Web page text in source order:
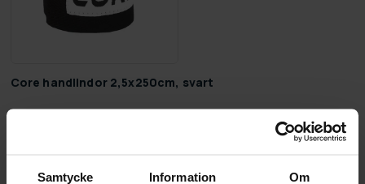
Samtycke Information Om
Core handlindor 2,5x250cm, svart